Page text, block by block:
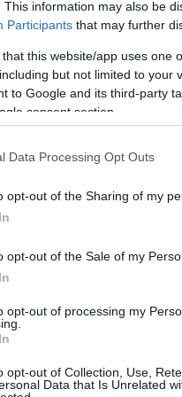
This information may also be
Participants that may further
that this website/app uses one
but not limited to your
to Google and its third-party
consent section.
Data Processing Opt Outs
opt-out of the Sharing of my
opt-out of the Sale of my
opt-out of processing my
opt-out of Collection, Use,
Data that Is Unrelated
ezért mi nem is
letölthető verziót a Bandcampen
érdekelnek, ezt a zip fájlt töltse
- ötlet, remix, design, project